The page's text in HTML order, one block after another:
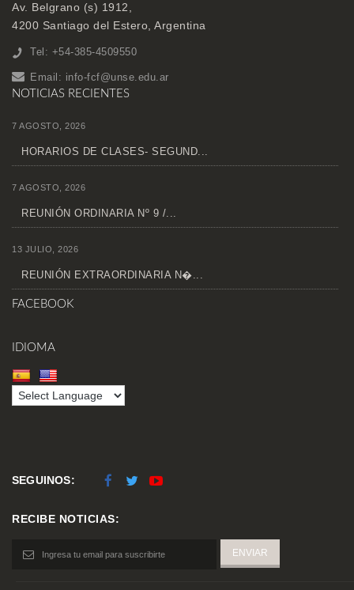
Av. Belgrano (s) 1912,
4200 Santiago del Estero, Argentina
Tel: +54-385-4509550
Email: info-fcf@unse.edu.ar
NOTICIAS RECIENTES
7 AGOSTO, 2026
HORARIOS DE CLASES- SEGUND...
7 AGOSTO, 2026
REUNIÓN ORDINARIA Nº 9 /...
13 JULIO, 2026
REUNIÓN EXTRAORDINARIA N�...
FACEBOOK
IDIOMA
SEGUINOS:
RECIBE NOTICIAS: